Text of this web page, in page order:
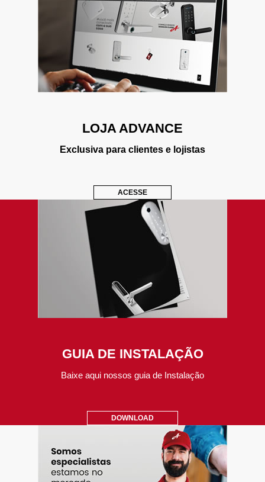
LOJA ADVANCE
Exclusiva para clientes e lojistas
ACESSE
GUIA DE INSTALAÇÃO
Baixe aqui nossos guia de Instalação
DOWNLOAD